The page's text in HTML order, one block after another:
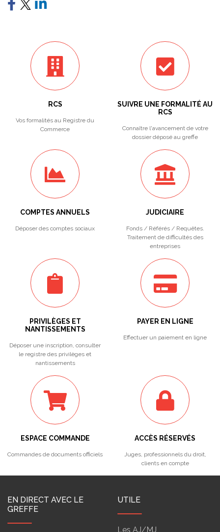
RCS
Vos formalités au Registre du
Commerce
SUIVRE UNE FORMALITÉ AU
RCS
Connaître l'avancement de votre
dossier déposé au greffe
COMPTES ANNUELS
Déposer des comptes sociaux
JUDICIAIRE
Fonds / Référés / Requêtes.
Traitement de difficultés des
entreprises
PRIVILÈGES ET
NANTISSEMENTS
Déposer une inscription, consulter
le registre des privilèges et
nantissements
PAYER EN LIGNE
Effectuer un paiement en ligne
ESPACE COMMANDE
Commandes de documents officiels
ACCÈS RÉSERVÉS
Juges, professionnels du droit,
clients en compte
EN DIRECT AVEC LE
GREFFE
UTILE
Les AJ/MJ